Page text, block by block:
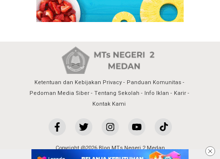
Ketentuan dan Kebijakan Privacy
Panduan Komunitas
Pedoman Media Siber
Tentang Sekolah Info Iklan
Karir
Kontak Kami
Copyright @2026 Blog MTs Negeri 2 Medan
All Rights Reserved